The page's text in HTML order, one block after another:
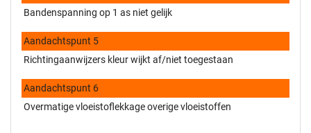
Bandenspanning op 1 as niet gelijk
Aandachtspunt 5
Richtingaanwijzers kleur wijkt af/niet toegestaan
Aandachtspunt 6
Overmatige vloeistoflekkage overige vloeistoffen